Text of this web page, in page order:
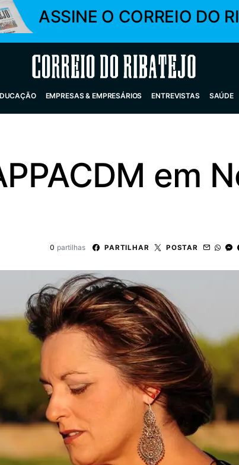
ASSINE O CORREIO DO
Correio do Ribatejo
EMPRESAS & EMPRESÁRIOS ENTREVISTAS SAÚDE
em
0 partilhas PARTILHAR POSTAR